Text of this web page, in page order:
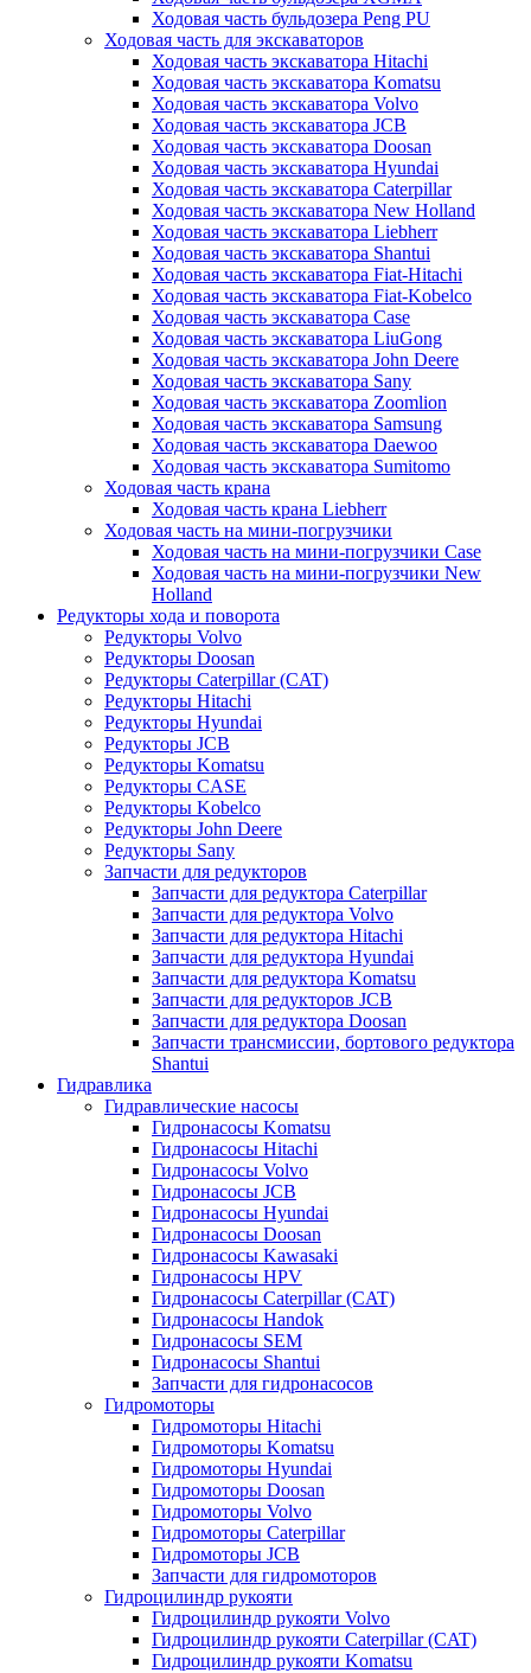
Ходовая часть бульдозера Peng PU
Ходовая часть для экскаваторов
Ходовая часть экскаватора Hitachi
Ходовая часть экскаватора Komatsu
Ходовая часть экскаватора Volvo
Ходовая часть экскаватора JCB
Ходовая часть экскаватора Doosan
Ходовая часть экскаватора Hyundai
Ходовая часть экскаватора Caterpillar
Ходовая часть экскаватора New Holland
Ходовая часть экскаватора Liebherr
Ходовая часть экскаватора Shantui
Ходовая часть экскаватора Fiat-Hitachi
Ходовая часть экскаватора Fiat-Kobelco
Ходовая часть экскаватора Case
Ходовая часть экскаватора LiuGong
Ходовая часть экскаватора John Deere
Ходовая часть экскаватора Sany
Ходовая часть экскаватора Zoomlion
Ходовая часть экскаватора Samsung
Ходовая часть экскаватора Daewoo
Ходовая часть экскаватора Sumitomo
Ходовая часть крана
Ходовая часть крана Liebherr
Ходовая часть на мини-погрузчики
Ходовая часть на мини-погрузчики Case
Ходовая часть на мини-погрузчики New
Holland
Редукторы хода и поворота
Редукторы Volvo
Редукторы Doosan
Редукторы Caterpillar (CAT)
Редукторы Hitachi
Редукторы Hyundai
Редукторы JCB
Редукторы Komatsu
Редукторы CASE
Редукторы Kobelco
Редукторы John Deere
Редукторы Sany
Запчасти для редукторов
Запчасти для редуктора Caterpillar
Запчасти для редуктора Volvo
Запчасти для редуктора Hitachi
Запчасти для редуктора Hyundai
Запчасти для редуктора Komatsu
Запчасти для редукторов JCB
Запчасти для редуктора Doosan
Запчасти трансмиссии, бортового редуктора
Shantui
Гидравлика
Гидравлические насосы
Гидронасосы Komatsu
Гидронасосы Hitachi
Гидронасосы Volvo
Гидронасосы JCB
Гидронасосы Hyundai
Гидронасосы Doosan
Гидронасосы Kawasaki
Гидронасосы HPV
Гидронасосы Caterpillar (CAT)
Гидронасосы Handok
Гидронасосы SEM
Гидронасосы Shantui
Запчасти для гидронасосов
Гидромоторы
Гидромоторы Hitachi
Гидромоторы Komatsu
Гидромоторы Hyundai
Гидромоторы Doosan
Гидромоторы Volvo
Гидромоторы Caterpillar
Гидромоторы JCB
Запчасти для гидромоторов
Гидроцилиндр рукояти
Гидроцилиндр рукояти Volvo
Гидроцилиндр рукояти Caterpillar (CAT)
Гидроцилиндр рукояти Komatsu